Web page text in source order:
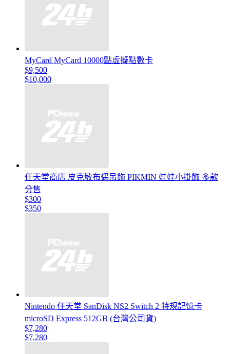
MyCard MyCard 10000點虛擬點數卡
$9,500
$10,000
任天堂商店 皮克敏布偶吊飾 PIKMIN 娃娃小掛飾 多款
分售
$300
$350
Nintendo 任天堂 SanDisk NS2 Switch 2 特規記憶卡
microSD Express 512GB (台灣公司貨)
$7,280
$7,280